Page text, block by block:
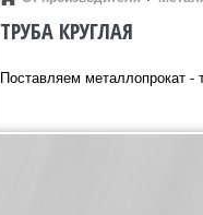
ТРУБА КРУГЛАЯ
Поставляем металлопрокат -